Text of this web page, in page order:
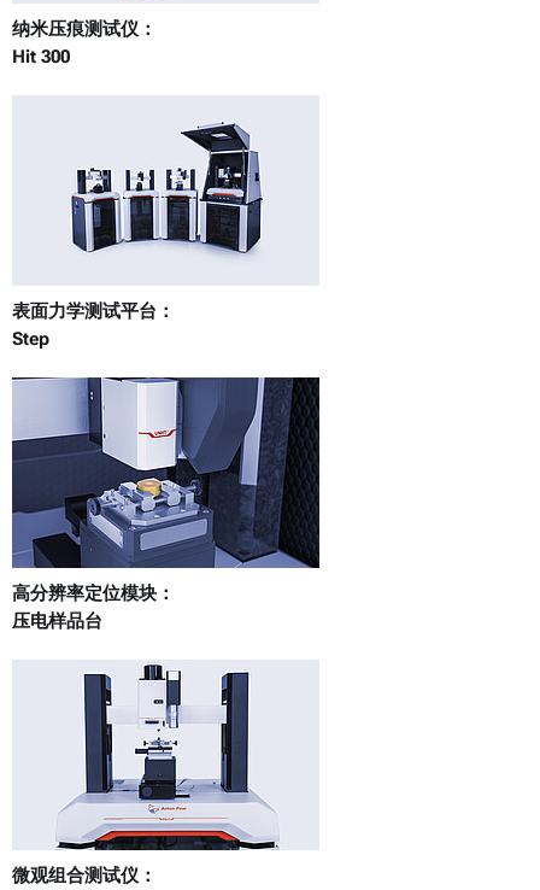
纳米压痕测试仪：
Hit 300
表面力学测试平台：
Step
高分辨率定位模块：
压电样品台
微观组合测试仪：